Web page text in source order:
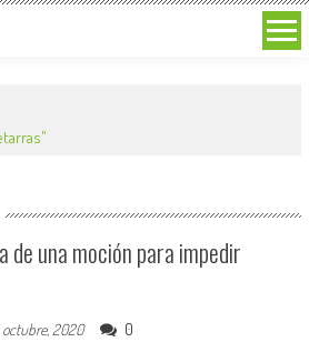
de una moción para impedir
octubre, 2020 0